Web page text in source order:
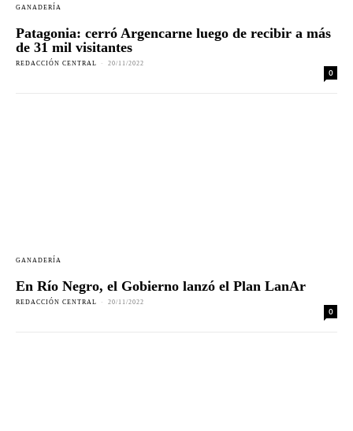
GANADERÍA
Patagonia: cerró Argencarne luego de recibir a más
de 31 mil visitantes
REDACCIÓN CENTRAL - 20/11/2022
0
GANADERÍA
En Río Negro, el Gobierno lanzó el Plan LanAr
REDACCIÓN CENTRAL - 20/11/2022
0